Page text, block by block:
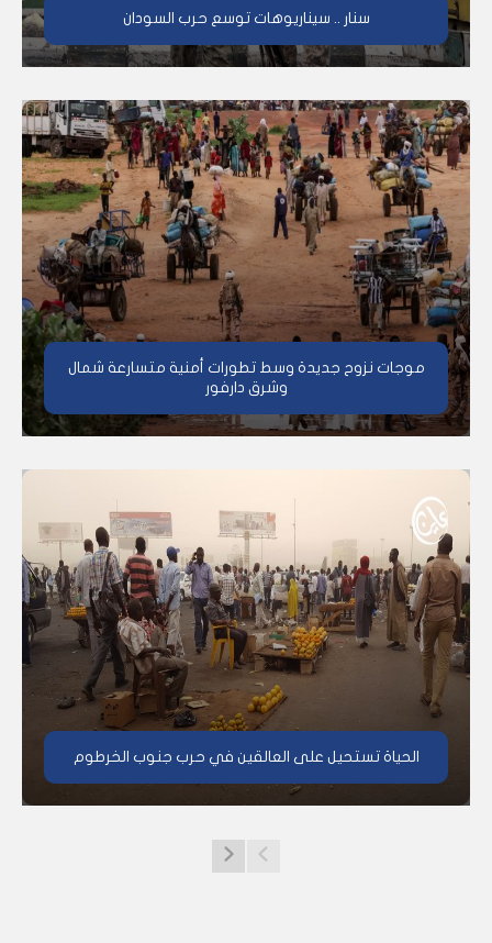
سنار .. سيناريوهات توسع حرب السودان
موجات نزوح جديدة وسط تطورات أمنية متسارعة شمال
وشرق دارفور
الحياة تستحيل على العالقين في حرب جنوب الخرطوم